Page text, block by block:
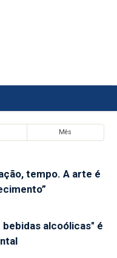
Mês
tempo. A arte é
alcoólicas" é